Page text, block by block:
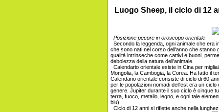
Luogo Sheep, il ciclo di 12
Posizione pecore in oroscopo orientale
Secondo la leggenda, ogni animale che era
che sono nati nel corso dell'anno che stanno
qualità intrinseche come cattivi e buoni,
debolezza della natura dell'animale.
Calendario orientale esiste in Cina per
Mongolia, la Cambogia, la Corea. Ha fatto il
Calendario orientale consiste di ciclo di 60
per le popolazioni nomadi dell'est era un
genere. Jupiter durante il suo ciclo è cinque
terra, fuoco, metallo, legno, e ogni tale
blu).
Ciclo di 12 anni si riflette anche nella